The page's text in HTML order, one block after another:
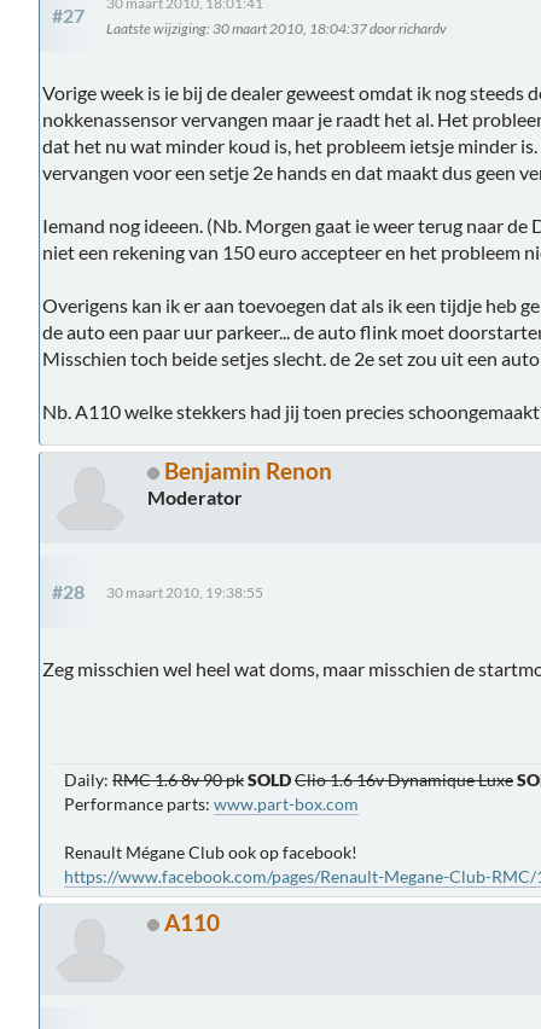
#27
Laatste wijziging: 30 maart 2010, 18:04:37 door richardv
Vorige week is ie bij de dealer geweest omdat ik nog steeds
nokkenassensor vervangen maar je raadt het al. Het
dat het nu wat minder koud is, het probleem ietsje minder
vervangen voor een setje 2e hands en dat maakt dus geen
Iemand nog ideeen. (Nb. Morgen gaat ie weer terug naar de
niet een rekening van 150 euro accepteer en het probleem
Overigens kan ik er aan toevoegen dat als ik een tijdje heb
de auto een paar uur parkeer... de auto flink moet
Misschien toch beide setjes slecht. de 2e set zou uit een
Nb. A110 welke stekkers had jij toen precies
Benjamin Renon
Moderator
#28 30 maart 2010, 19:38:55
Zeg misschien wel heel wat doms, maar misschien de
Daily: RMC 1.6 8v 90 pkSOLDClio 1.6 16v Dynamique Luxe
Performance parts: www.part-box.com
Renault Mégane Club ook op facebook!
https://www.facebook.com/pages/Renault-Megane-Club-
A110